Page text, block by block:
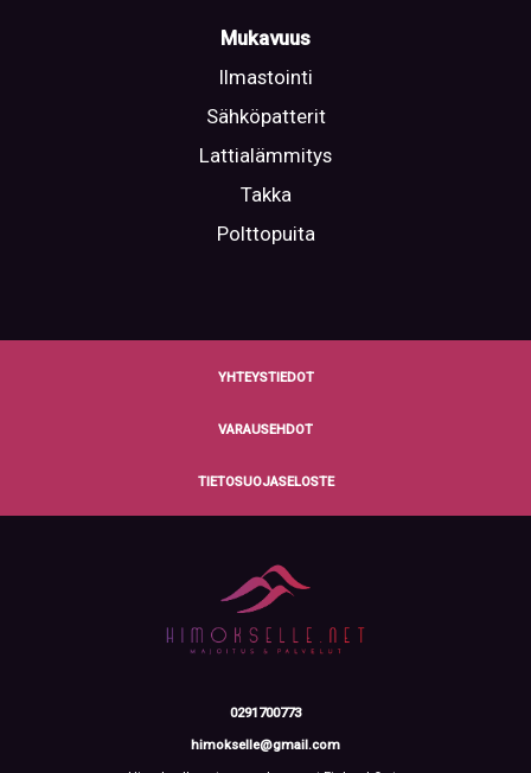
Mukavuus
Ilmastointi
Sähköpatterit
Lattialämmitys
Takka
Polttopuita
YHTEYSTIEDOT
VARAUSEHDOT
TIETOSUOJASELOSTE
0291700773
himokselle@gmail.com